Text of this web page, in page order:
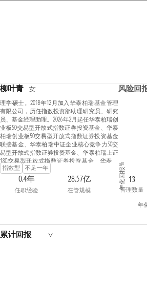
柳叶青 女
理学硕士。2018年12月加入华泰柏瑞基金管理
有限公司，历任指数投资部助理研究员、研究
员、基金经理助理。2026年2月起任华泰柏瑞创
业板50交易型开放式指数证券投资基金、华泰
柏瑞创业板50交易型开放式指数证券投资基金
联接基金、华泰柏瑞中证企业核心竞争力50交
易型开放式指数证券投资基金、华泰柏瑞上证
180交易型开放式指数证券投资基金、华泰柏
瑞上证180交易型开放式指数证券投资基金联
接基金的基金经理。2026年4月起任华泰柏瑞中
证物联网主题交易型开放式指数证券投资基金
的基金经理。
指数型 不足一年
0.4年
任职经验
28.57亿
在管规模
13
管理数量
风险回
年化回报 %
年
累计回报